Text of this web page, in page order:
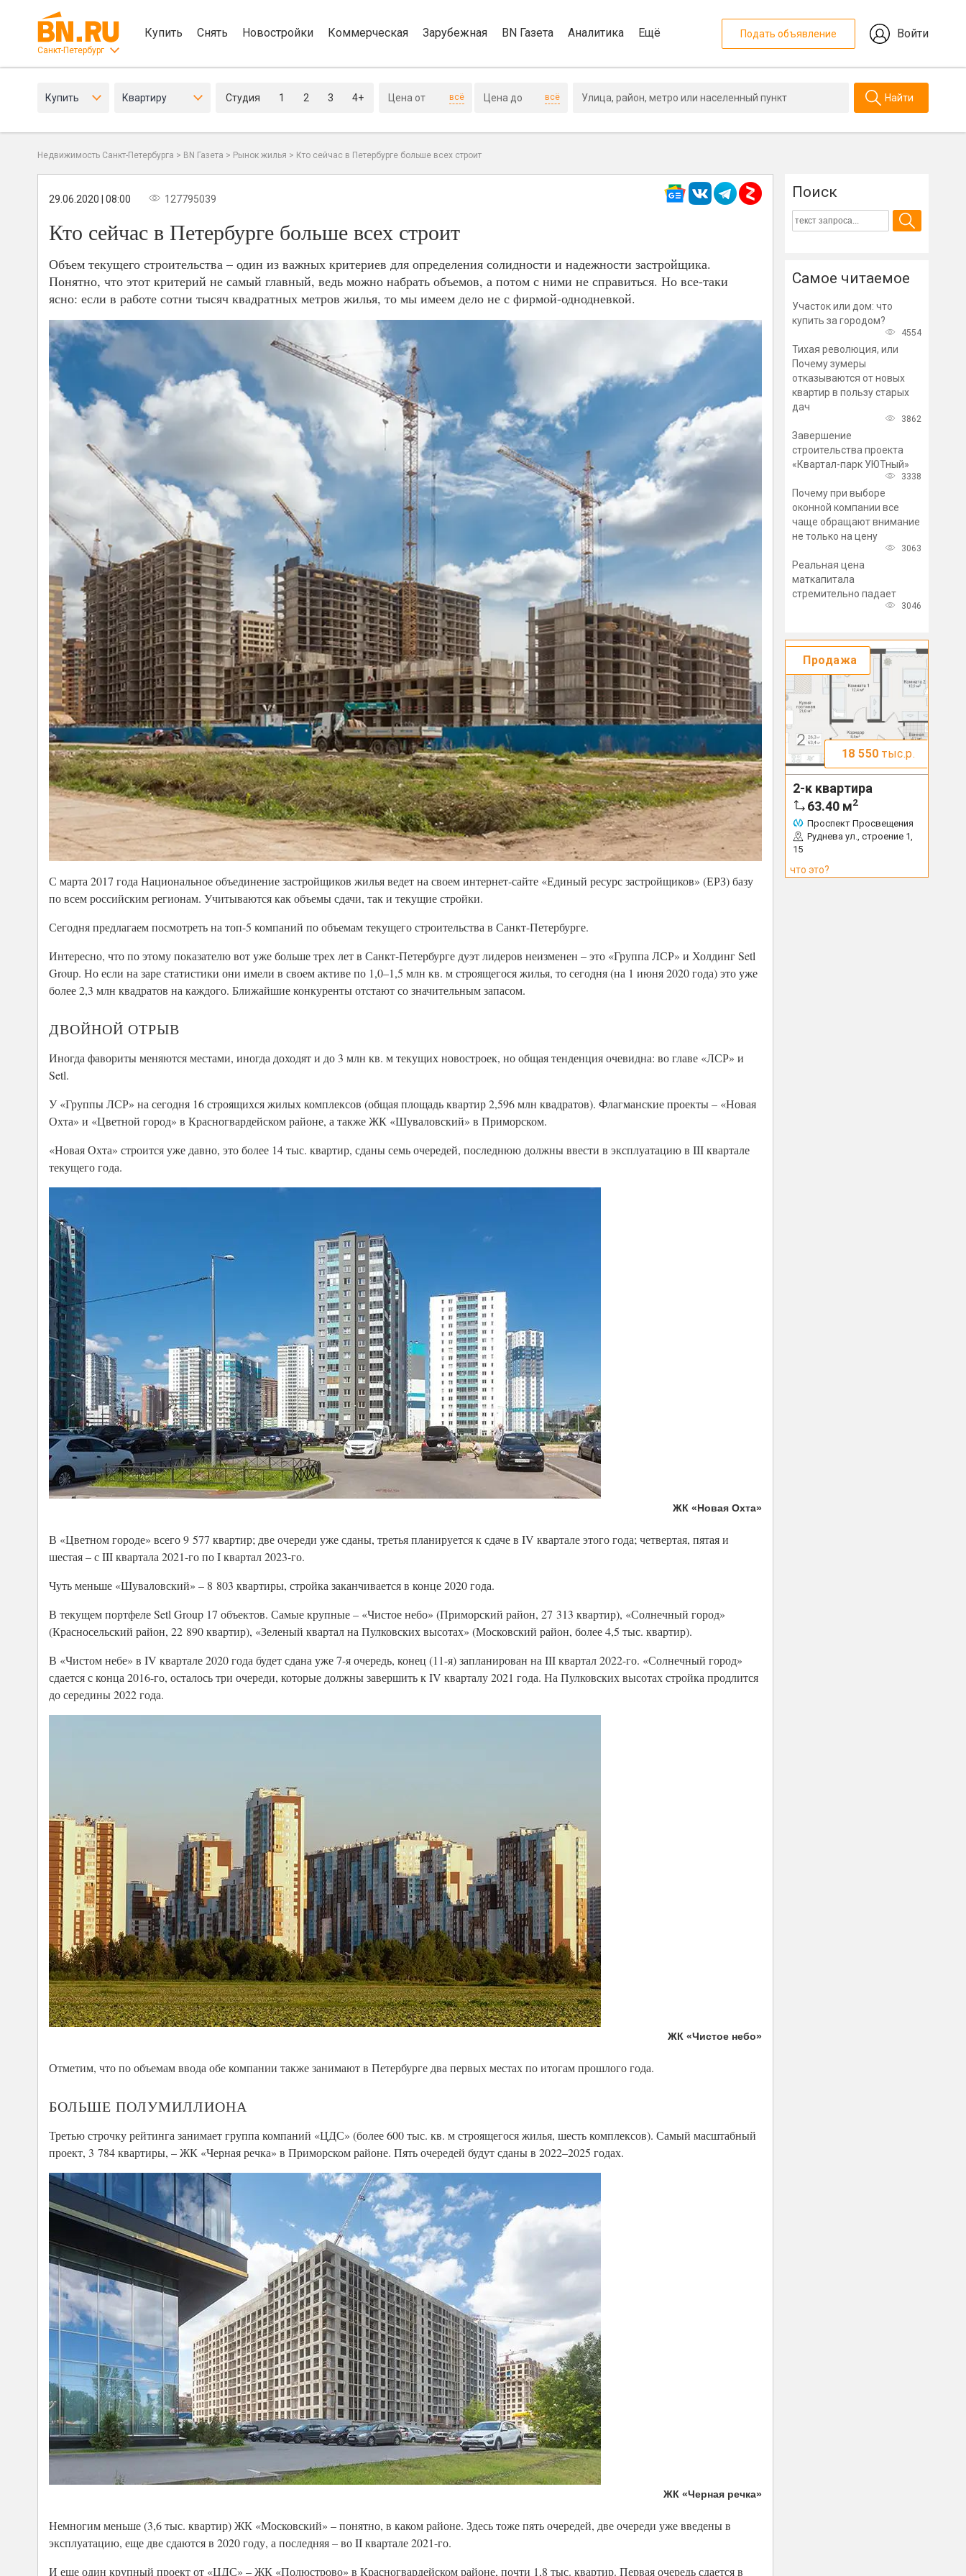
Санкт-Петербург
Купить Снять Новостройки Коммерческая Зарубежная BN Газета Аналитика Ещё Подать объявление Войти
Купить Квартиру Студия 1 2 3 4+ всё всё Найти
Недвижимость Санкт-Петербурга > BN Газета > Рынок жилья > Кто сейчас в Петербурге больше всех строит
29.06.2020 | 08:00 127795039
Кто сейчас в Петербурге больше всех строит
Объем текущего строительства – один из важных критериев для определения солидности и надежности застройщика.
Понятно, что этот критерий не самый главный, ведь можно набрать объемов, а потом с ними не справиться. Но все-таки
ясно: если в работе сотни тысяч квадратных метров жилья, то мы имеем дело не с фирмой-однодневкой.
С марта 2017 года Национальное объединение застройщиков жилья ведет на своем интернет-сайте «Единый ресурс застройщиков» (ЕРЗ) базу
по всем российским регионам. Учитываются как объемы сдачи, так и текущие стройки.
Сегодня предлагаем посмотреть на топ-5 компаний по объемам текущего строительства в Санкт-Петербурге.
Интересно, что по этому показателю вот уже больше трех лет в Санкт-Петербурге дуэт лидеров неизменен – это «Группа ЛСР» и Холдинг Setl
Group. Но если на заре статистики они имели в своем активе по 1,0–1,5 млн кв. м строящегося жилья, то сегодня (на 1 июня 2020 года) это уже
более 2,3 млн квадратов на каждого. Ближайшие конкуренты отстают со значительным запасом.
ДВОЙНОЙ ОТРЫВ
Иногда фавориты меняются местами, иногда доходят и до 3 млн кв. м текущих новостроек, но общая тенденция очевидна: во главе «ЛСР» и
Setl.
У «Группы ЛСР» на сегодня 16 строящихся жилых комплексов (общая площадь квартир 2,596 млн квадратов). Флагманские проекты – «Новая
Охта» и «Цветной город» в Красногвардейском районе, а также ЖК «Шуваловский» в Приморском.
«Новая Охта» строится уже давно, это более 14 тыс. квартир, сданы семь очередей, последнюю должны ввести в эксплуатацию в III квартале
текущего года.
ЖК «Новая Охта»
В «Цветном городе» всего 9 577 квартир; две очереди уже сданы, третья планируется к сдаче в IV квартале этого года; четвертая, пятая и
шестая – с III квартала 2021-го по I квартал 2023-го.
Чуть меньше «Шуваловский» – 8 803 квартиры, стройка заканчивается в конце 2020 года.
В текущем портфеле Setl Group 17 объектов. Самые крупные – «Чистое небо» (Приморский район, 27 313 квартир), «Солнечный город»
(Красносельский район, 22 890 квартир), «Зеленый квартал на Пулковских высотах» (Московский район, более 4,5 тыс. квартир).
В «Чистом небе» в IV квартале 2020 года будет сдана уже 7-я очередь, конец (11-я) запланирован на III квартал 2022-го. «Солнечный город»
сдается с конца 2016-го, осталось три очереди, которые должны завершить к IV кварталу 2021 года. На Пулковских высотах стройка продлится
до середины 2022 года.
ЖК «Чистое небо»
Отметим, что по объемам ввода обе компании также занимают в Петербурге два первых местах по итогам прошлого года.
БОЛЬШЕ ПОЛУМИЛЛИОНА
Третью строчку рейтинга занимает группа компаний «ЦДС» (более 600 тыс. кв. м строящегося жилья, шесть комплексов). Самый масштабный
проект, 3 784 квартиры, – ЖК «Черная речка» в Приморском районе. Пять очередей будут сданы в 2022–2025 годах.
ЖК «Черная речка»
Немногим меньше (3,6 тыс. квартир) ЖК «Московский» – понятно, в каком районе. Здесь тоже пять очередей, две очереди уже введены в
эксплуатацию, еще две сдаются в 2020 году, а последняя – во II квартале 2021-го.
И еще один крупный проект от «ЦДС» – ЖК «Полюстрово» в Красногвардейском районе, почти 1,8 тыс. квартир. Первая очередь сдается в
Поиск
Самое читаемое
Участок или дом: что
купить за городом?
4554
Тихая революция, или
Почему зумеры
отказываются от новых
квартир в пользу старых
дач
3862
Завершение
строительства проекта
«Квартал-парк УЮТный»
3338
Почему при выборе
оконной компании все
чаще обращают внимание
не только на цену
3063
Реальная цена
маткапитала
стремительно падает
3046
Продажа
18 550 тыс.р.
2-к квартира
63.40 м2
Проспект Просвещения
Руднева ул., строение 1,
15
что это?